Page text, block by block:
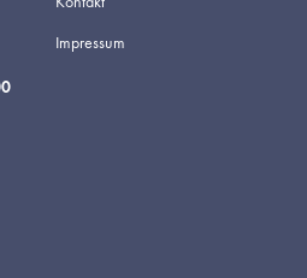
Impressum